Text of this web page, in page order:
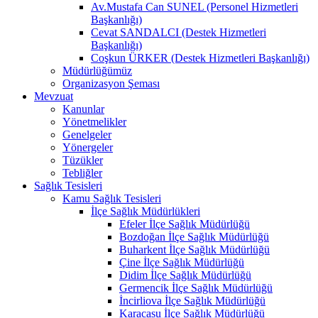
Av.Mustafa Can SUNEL (Personel Hizmetleri
Başkanlığı)
Cevat SANDALCI (Destek Hizmetleri
Başkanlığı)
Coşkun ÜRKER (Destek Hizmetleri Başkanlığı)
Müdürlüğümüz
Organizasyon Şeması
Mevzuat
Kanunlar
Yönetmelikler
Genelgeler
Yönergeler
Tüzükler
Tebliğler
Sağlık Tesisleri
Kamu Sağlık Tesisleri
İlçe Sağlık Müdürlükleri
Efeler İlçe Sağlık Müdürlüğü
Bozdoğan İlçe Sağlık Müdürlüğü
Buharkent İlçe Sağlık Müdürlüğü
Çine İlçe Sağlık Müdürlüğü
Didim İlçe Sağlık Müdürlüğü
Germencik İlçe Sağlık Müdürlüğü
İncirliova İlçe Sağlık Müdürlüğü
Karacasu İlçe Sağlık Müdürlüğü